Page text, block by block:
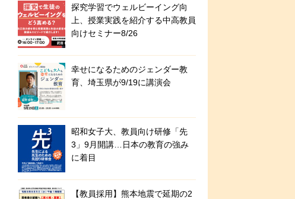
探究学習でウェルビーイング向
上、授業実践を紹介する中高教員
向けセミナー8/26
幸せになるためのジェンダー教
育、埼玉県が9/19に講演会
昭和女子大、教員向け研修「先
3」9月開講…日本の教育の強み
に着目
【教員採用】熊本地震で延期の2